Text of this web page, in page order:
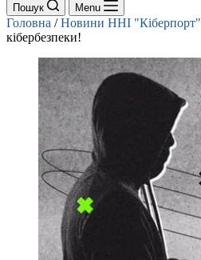
Пошук Menu
Головна /Новини ННІ "Кіберпорт"
кібербезпеки!